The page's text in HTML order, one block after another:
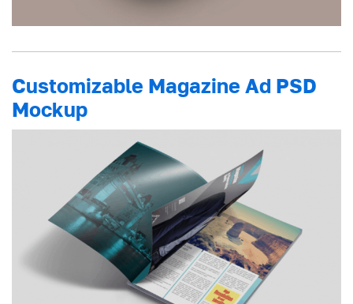
Customizable Magazine Ad PSD
Mockup